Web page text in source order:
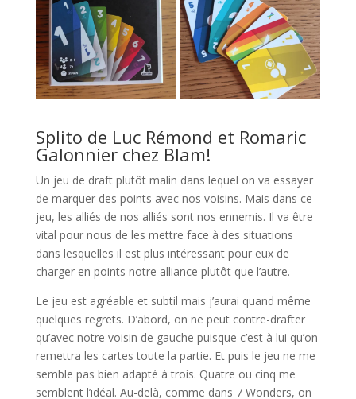
Splito de Luc Rémond et Romaric
Galonnier chez Blam!
Un jeu de draft plutôt malin dans lequel on va essayer
de marquer des points avec nos voisins. Mais dans ce
jeu, les alliés de nos alliés sont nos ennemis. Il va être
vital pour nous de les mettre face à des situations
dans lesquelles il est plus intéressant pour eux de
charger en points notre alliance plutôt que l’autre.
Le jeu est agréable et subtil mais j’aurai quand même
quelques regrets. D’abord, on ne peut contre-drafter
qu’avec notre voisin de gauche puisque c’est à lui qu’on
remettra les cartes toute la partie. Et puis le jeu ne me
semble pas bien adapté à trois. Quatre ou cinq me
semblent l’idéal. Au-delà, comme dans 7 Wonders, on